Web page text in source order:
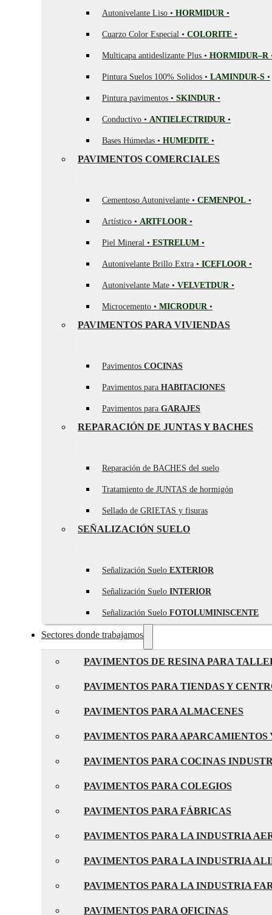
Autonivelante Liso • HORMIDUR •
Cuarzo Color Especial • COLORITE •
Multicapa antideslizante Plus • HORMIDUR–R
Pintura Suelos 100% Solidos • LAMINDUR-S •
Pintura pavimentos • SKINDUR •
Conductivo • ANTIELECTRIDUR •
Bases Húmedas • HUMEDITE •
PAVIMENTOS COMERCIALES
Cementoso Autonivelante • CEMENPOL •
Artístico • ARTFLOOR •
Piel Mineral • ESTRELUM •
Autonivelante Brillo Extra • ICEFLOOR •
Autonivelante Mate • VELVETDUR •
Microcemento • MICRODUR •
PAVIMENTOS PARA VIVIENDAS
Pavimentos COCINAS
Pavimentos para HABITACIONES
Pavimentos para GARAJES
REPARACIÓN DE JUNTAS Y BACHES
Reparación de BACHES del suelo
Tratamiento de JUNTAS de hormigón
Sellado de GRIETAS y fisuras
SEÑALIZACIÓN SUELO
Señalización Suelo EXTERIOR
Señalización Suelo INTERIOR
Señalización Suelo FOTOLUMINISCENTE
Sectores donde trabajamos
PAVIMENTOS DE RESINA PARA
PAVIMENTOS PARA TIENDAS Y
PAVIMENTOS PARA ALMACENES
PAVIMENTOS PARA APARCAMIENTOS
PAVIMENTOS PARA COCINAS
PAVIMENTOS PARA COLEGIOS
PAVIMENTOS PARA FÁBRICAS
PAVIMENTOS PARA LA INDUSTRIA
PAVIMENTOS PARA LA INDUSTRIA
PAVIMENTOS PARA LA INDUSTRIA
PAVIMENTOS PARA OFICINAS